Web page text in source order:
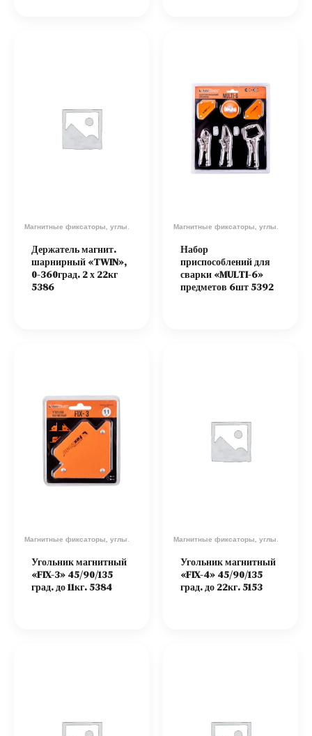
Магнитные фиксаторы, углы.
Держатель магнит.
шарнирный «TWIN»,
0-360град. 2 х 22кг
5386
Магнитные фиксаторы, углы.
Набор
приспособлений для
сварки «MULTI-6»
предметов 6шт 5392
Магнитные фиксаторы, углы.
Угольник магнитный
«FIX-3» 45/90/135
град. до 11кг. 5384
Магнитные фиксаторы, углы.
Угольник магнитный
«FIX-4» 45/90/135
град. до 22кг. 5153